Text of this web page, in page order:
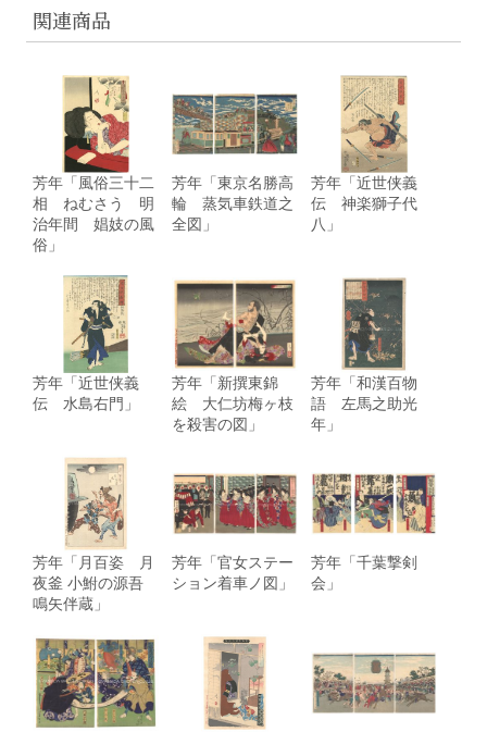
関連商品
芳年「風俗三十二
相 ねむさう 明
治年間 娼妓の風
俗」
芳年「東京名勝高
輪 蒸気車鉄道之
全図」
芳年「近世侠義
伝 神楽獅子代
八」
芳年「近世侠義
伝 水島右門」
芳年「新撰東錦
絵 大仁坊梅ヶ枝
を殺害の図」
芳年「和漢百物
語 左馬之助光
年」
芳年「月百姿 月
夜釜 小鮒の源吾
鳴矢伴蔵」
芳年「官女ステー
ション着車ノ図」
芳年「千葉撃剣
会」